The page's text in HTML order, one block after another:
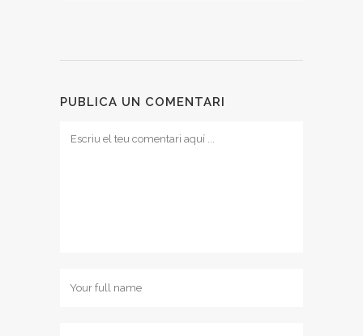
PUBLICA UN COMENTARI